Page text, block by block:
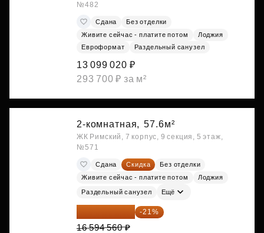
№482
Сдана
Без отделки
Живите сейчас - платите потом
Лоджия
Евроформат
Раздельный санузел
13 099 020 ₽
293 700 ₽ за м²
2-комнатная, 57.6м²
ЖК Римский, 7 корпус, 9 секция, 5 этаж,
№571
Сдана Скидка
Без отделки
Живите сейчас - платите потом
Лоджия
Раздельный санузел Ещё
13 109 702 ₽ -21%
16 594 560 ₽